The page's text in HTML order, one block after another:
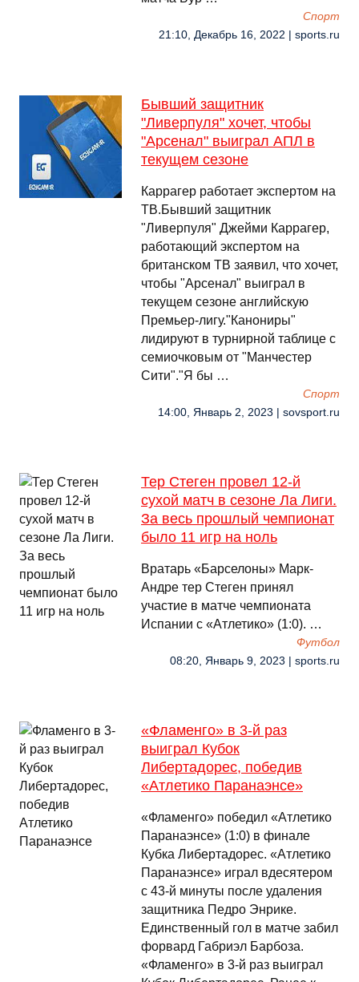
Спорт
21:10, Декабрь 16, 2022 | sports.ru
Бывший защитник
"Ливерпуля" хочет, чтобы
"Арсенал" выиграл АПЛ в
текущем сезоне
Каррагер работает экспертом на
ТВ.Бывший защитник
"Ливерпуля" Джейми Каррагер,
работающий экспертом на
британском ТВ заявил, что хочет,
чтобы "Арсенал" выиграл в
текущем сезоне английскую
Премьер-лигу."Канониры"
лидируют в турнирной таблице с
семиочковым от "Манчестер
Сити"."Я бы …
Спорт
14:00, Январь 2, 2023 | sovsport.ru
Тер Стеген провел 12-й
сухой матч в сезоне Ла Лиги.
За весь прошлый чемпионат
было 11 игр на ноль
Вратарь «Барселоны» Марк-
Андре тер Стеген принял
участие в матче чемпионата
Испании с «Атлетико» (1:0). …
Футбол
08:20, Январь 9, 2023 | sports.ru
«Фламенго» в 3-й раз
выиграл Кубок
Либертадорес, победив
«Атлетико Паранаэнсе»
«Фламенго» победил «Атлетико
Паранаэнсе» (1:0) в финале
Кубка Либертадорес. «Атлетико
Паранаэнсе» играл вдесятером
с 43-й минуты после удаления
защитника Педро Энрике.
Единственный гол в матче забил
форвард Габриэл Барбоза.
«Фламенго» в 3-й раз выиграл